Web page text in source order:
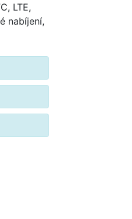
LTE,
nabíjení,